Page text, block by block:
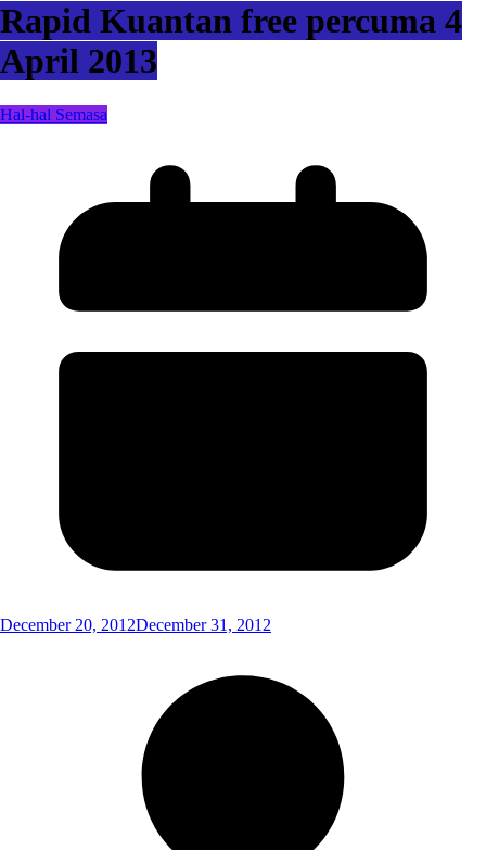
Rapid Kuantan free percuma 4
April 2013
Hal-hal Semasa
December 20, 2012December 31, 2012